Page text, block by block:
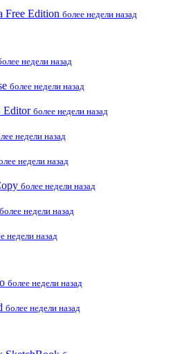
Free Edition более недели назад
недели назад
более недели назад
Editor более недели назад
недели назад
недели назад
более недели назад
более недели назад
недели назад
более недели назад
более недели назад